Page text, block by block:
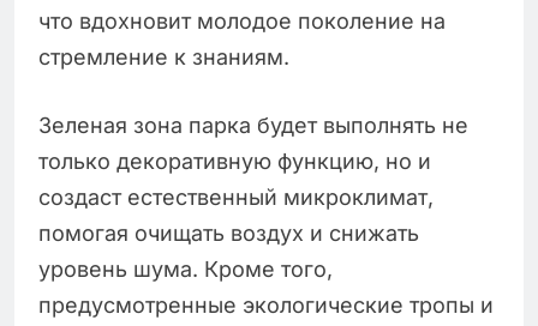
что вдохновит молодое поколение на
стремление к знаниям.
Зеленая зона парка будет выполнять не
только декоративную функцию, но и
создаст естественный микроклимат,
помогая очищать воздух и снижать
уровень шума. Кроме того,
предусмотренные экологические тропы и